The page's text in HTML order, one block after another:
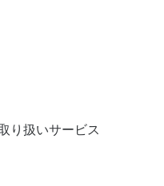
り扱いサービス